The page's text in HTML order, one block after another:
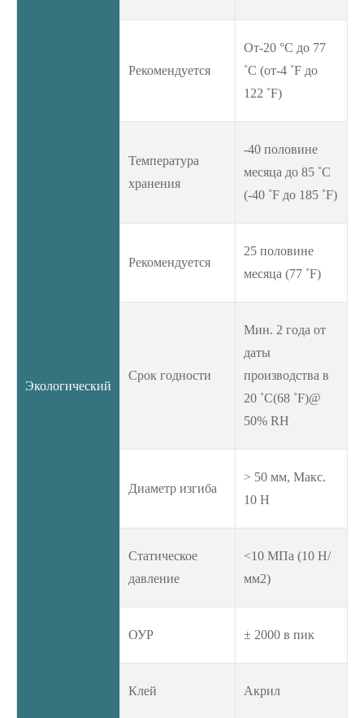
Экологический
Рекомендуется
От-20 °C до 77
˚C (от-4 ˚F до
122 ˚F)
Температура
хранения
-40 половине
месяца до 85 ˚C
(-40 ˚F до 185 ˚F)
Рекомендуется
25 половине
месяца (77 ˚F)
Срок годности
Мин. 2 года от
даты
производства в
20 ˚C(68 ˚F)@
50% RH
Диаметр изгиба
> 50 мм, Макс.
10 Н
Статическое
давление
<10 МПа (10 Н/
мм2)
ОУР ± 2000 в пик
Клей Акрил